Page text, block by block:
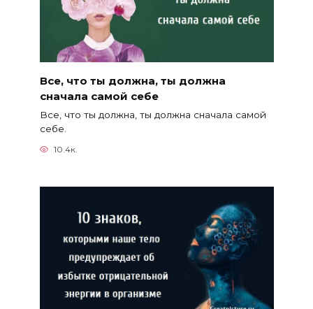
Все, что ты должна, ты должна
сначала самой себе
Все, что ты должна, ты должна сначала самой
себе.
10.4к.